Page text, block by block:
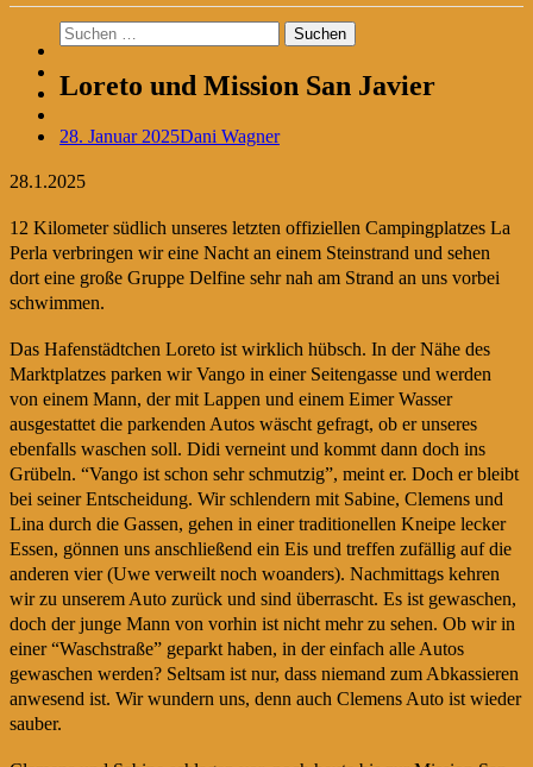
Suchen
nach:
Loreto und Mission San Javier
28. Januar 2025Dani Wagner
28.1.2025
12 Kilometer südlich unseres letzten offiziellen Campingplatzes La
Perla verbringen wir eine Nacht an einem Steinstrand und sehen
dort eine große Gruppe Delfine sehr nah am Strand an uns vorbei
schwimmen.
Das Hafenstädtchen Loreto ist wirklich hübsch. In der Nähe des
Marktplatzes parken wir Vango in einer Seitengasse und werden
von einem Mann, der mit Lappen und einem Eimer Wasser
ausgestattet die parkenden Autos wäscht gefragt, ob er unseres
ebenfalls waschen soll. Didi verneint und kommt dann doch ins
Grübeln. “Vango ist schon sehr schmutzig”, meint er. Doch er bleibt
bei seiner Entscheidung. Wir schlendern mit Sabine, Clemens und
Lina durch die Gassen, gehen in einer traditionellen Kneipe lecker
Essen, gönnen uns anschließend ein Eis und treffen zufällig auf die
anderen vier (Uwe verweilt noch woanders). Nachmittags kehren
wir zu unserem Auto zurück und sind überrascht. Es ist gewaschen,
doch der junge Mann von vorhin ist nicht mehr zu sehen. Ob wir in
einer “Waschstraße” geparkt haben, in der einfach alle Autos
gewaschen werden? Seltsam ist nur, dass niemand zum Abkassieren
anwesend ist. Wir wundern uns, denn auch Clemens Auto ist wieder
sauber.